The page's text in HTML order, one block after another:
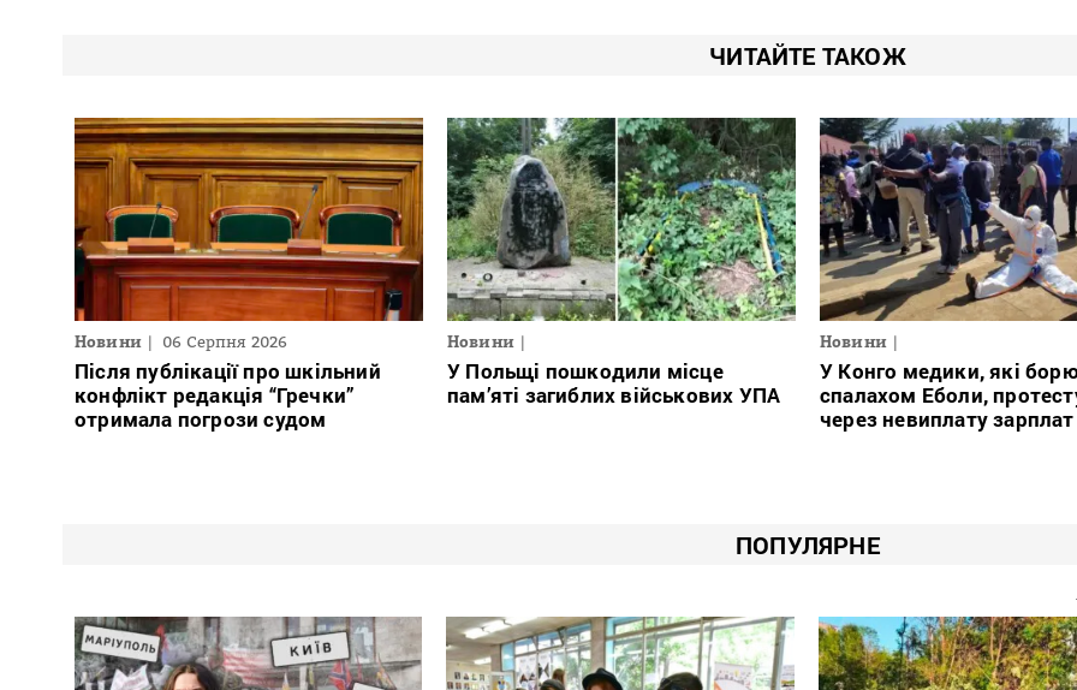
ЧИТАЙТЕ ТАКОЖ
Новини 06 Серпня 2026
Після публікації про шкільний
конфлікт редакція “Гречки”
отримала погрози судом
Новини
У Польщі пошкодили місце
пам’яті загиблих військових УПА
Новини
У Конго медики, які
спалахом Еболи,
через невиплату зарплат
ПОПУЛЯРНЕ